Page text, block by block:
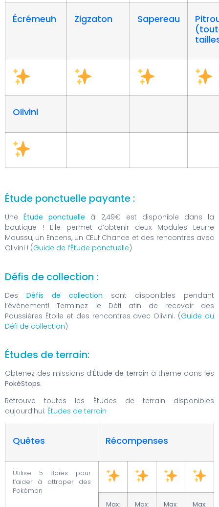
Écrémeuh Zigzaton Sapereau
Olivini
Étude ponctuelle payante :
UneÉtude ponctuelle à 2,49€ est disponible dans la
boutique ! Elle permet d’obtenir deux Modules Leurre
Moussu, un Encens, un ­Œuf Chance et des rencontres avec
Olivini ! (Guide de l’Étude ponctuelle)
Défis de collection :
Des Défis de collection sont disponibles pendant
l’événement! Terminez le Défi afin de recevoir des
Poussières Étoile et des rencontres avec Olivini. (Guide du
Défi de collection)
Études de terrain:
Obtenez des missions d’Étude de terrain à thème dans les
PokéStops.
Retrouve toutes les Études de terrain disponibles
aujourd’hui: Études de terrain
Quêtes Récompenses
Utilise 5 Baies pour
t’aider à attraper des
Pokémon
Max: Max: Max: Max: